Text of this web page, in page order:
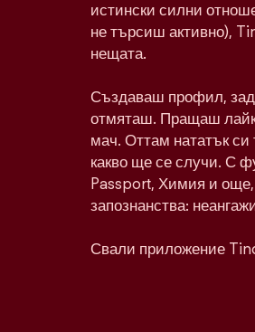
истински силни
не търсиш активно),
нещата.
Създаваш профил,
отмяташ. Пращаш лайк
мач. Оттам нататък
какво ще се случи. С
Passport, Химия и
запознанства:
Свали приложение